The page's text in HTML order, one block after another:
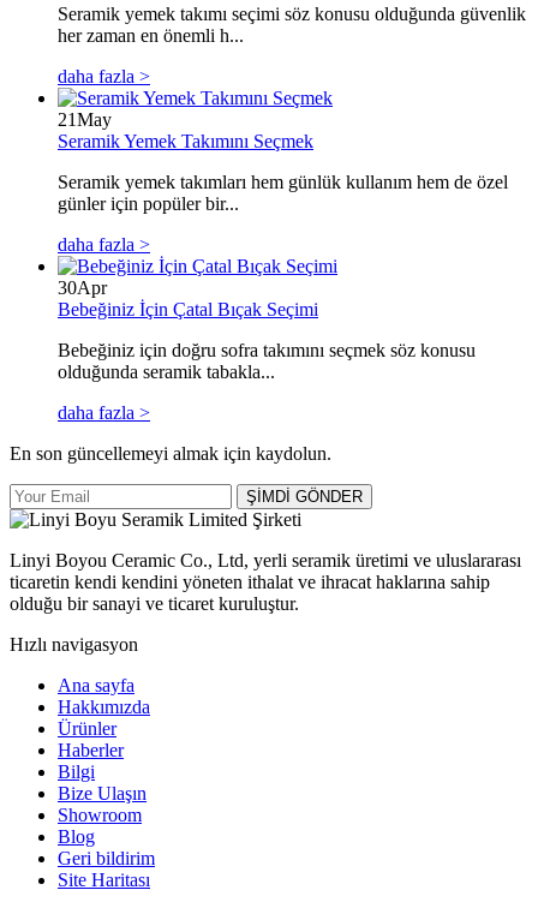
Seramik yemek takımı seçimi söz konusu olduğunda güvenlik
her zaman en önemli h...
daha fazla >
21May
Seramik Yemek Takımını Seçmek
Seramik yemek takımları hem günlük kullanım hem de özel
günler için popüler bir...
daha fazla >
30Apr
Bebeğiniz İçin Çatal Bıçak Seçimi
Bebeğiniz için doğru sofra takımını seçmek söz konusu
olduğunda seramik tabakla...
daha fazla >
En son güncellemeyi almak için kaydolun.
ŞİMDİ GÖNDER
Linyi Boyou Ceramic Co., Ltd, yerli seramik üretimi ve uluslararası
ticaretin kendi kendini yöneten ithalat ve ihracat haklarına sahip
olduğu bir sanayi ve ticaret kuruluştur.
Hızlı navigasyon
Ana sayfa
Hakkımızda
Ürünler
Haberler
Bilgi
Bize Ulaşın
Showroom
Blog
Geri bildirim
Site Haritası